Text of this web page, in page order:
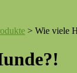
> Wie viele